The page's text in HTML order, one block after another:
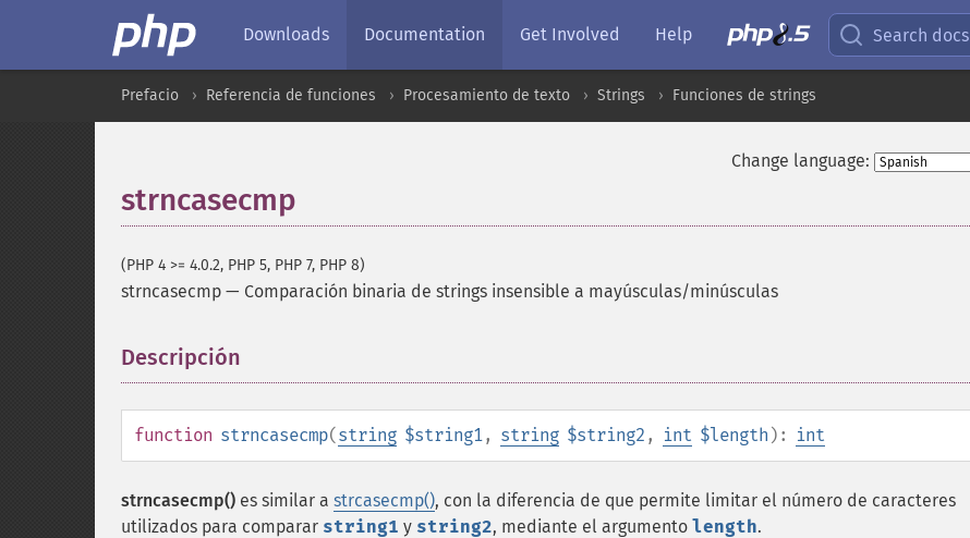
Downloads Documentation Get Involved Help Search docs
Prefacio Referencia de funciones Procesamiento de texto Strings Funciones de strings
Change language:
strncasecmp
(PHP 4 >= 4.0.2, PHP 5, PHP 7, PHP 8)
strncasecmp — Comparación binaria de strings insensible a mayúsculas/minúsculas
Descripción
function strncasecmp(string $string1, string $string2 , int $length ): int
strncasecmp() es similar a strcasecmp(), con la diferencia de que permite limitar el número de caracteres
utilizados para comparar string1 y string2, mediante el argumento length.